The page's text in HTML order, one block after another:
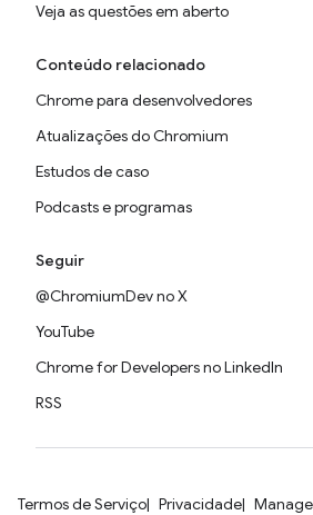
Veja as questões em aberto
Conteúdo relacionado
Chrome para desenvolvedores
Atualizações do Chromium
Estudos de caso
Podcasts e programas
Seguir
@ChromiumDev no X
YouTube
Chrome for Developers no LinkedIn
RSS
Termos de Serviço Privacidade